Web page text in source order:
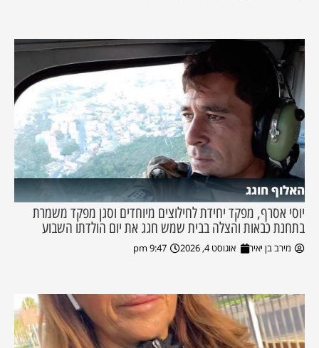
האלוף חוגג
יוסי אסרף, מפקד יחידת לחילוצים מיוחדים וסגן מפקד משמרת
בתחנת כבאות והצלה בבית שמש חגג את יום הולדתו השבוע
מירב בן יאיר אוגוסט 4, 2026 9:47 pm